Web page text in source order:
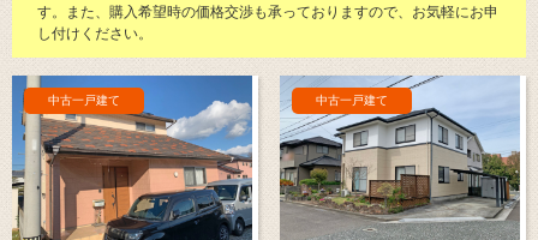
す。また、購入希望時の価格交渉も承っておりますので、お気軽にお申
し付けください。
中古一戸建て 中古一戸建て